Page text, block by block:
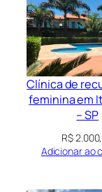
Clínica de
feminina em
– SP
R$
Adicionar ao